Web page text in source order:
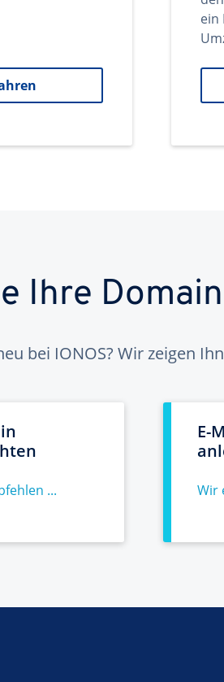
ein
Ihre
bei IONOS? Wir zeigen
...
E-
Wir